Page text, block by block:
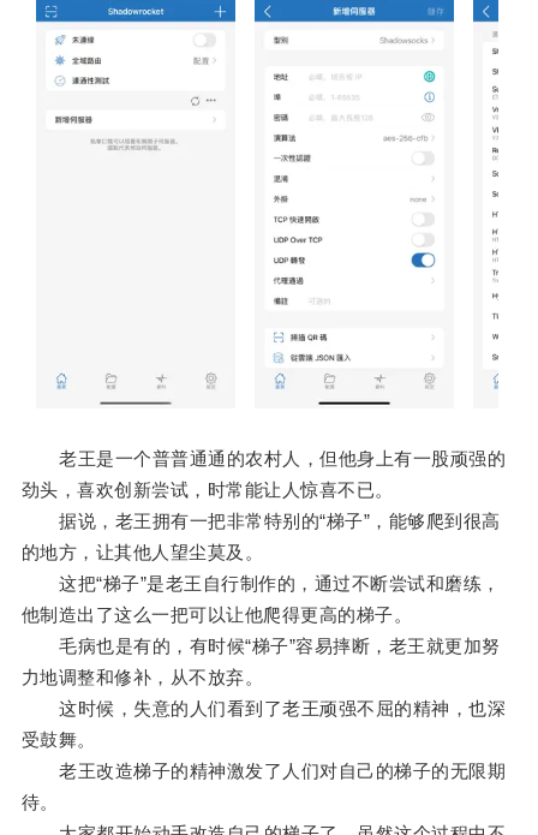
老王是一个普普通通的农村人，但他身上有一股顽强的
劲头，喜欢创新尝试，时常能让人惊喜不已。
据说，老王拥有一把非常特别的“梯子”，能够爬到很高
的地方，让其他人望尘莫及。
这把“梯子”是老王自行制作的，通过不断尝试和磨练，
他制造出了这么一把可以让他爬得更高的梯子。
毛病也是有的，有时候“梯子”容易摔断，老王就更加努
力地调整和修补，从不放弃。
这时候，失意的人们看到了老王顽强不屈的精神，也深
受鼓舞。
老王改造梯子的精神激发了人们对自己的梯子的无限期
待。